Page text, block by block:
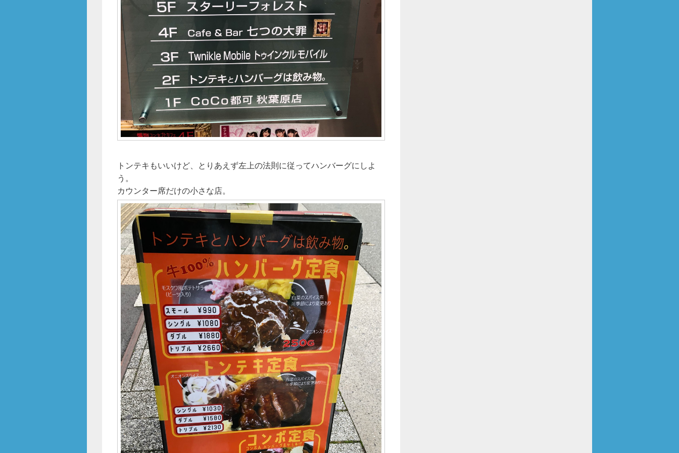
トンテキもいいけど、とりあえず左上の法則に従ってハンバーグにしよ
う。
カウンター席だけの小さな店。